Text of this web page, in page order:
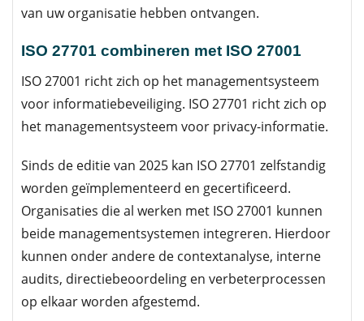
van uw organisatie hebben ontvangen.
ISO 27701 combineren met ISO 27001
ISO 27001 richt zich op het managementsysteem
voor informatiebeveiliging. ISO 27701 richt zich op
het managementsysteem voor privacy-informatie.
Sinds de editie van 2025 kan ISO 27701 zelfstandig
worden geïmplementeerd en gecertificeerd.
Organisaties die al werken met ISO 27001 kunnen
beide managementsystemen integreren. Hierdoor
kunnen onder andere de contextanalyse, interne
audits, directiebeoordeling en verbeterprocessen
op elkaar worden afgestemd.